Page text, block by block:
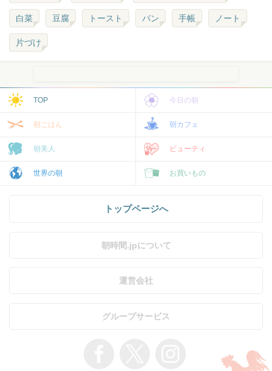
白菜 豆腐 トースト パン 手帳 ノート
片づけ
TOP 今日の朝
朝ごはん 朝カフェ
朝美人 ビューティ
世界の朝 お買いもの
トップページへ
朝時間.jpについて
運営会社
グループサービス